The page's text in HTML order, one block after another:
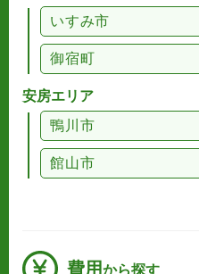
いすみ市
御宿町
安房エリア
鴨川市
館山市
費用から探す